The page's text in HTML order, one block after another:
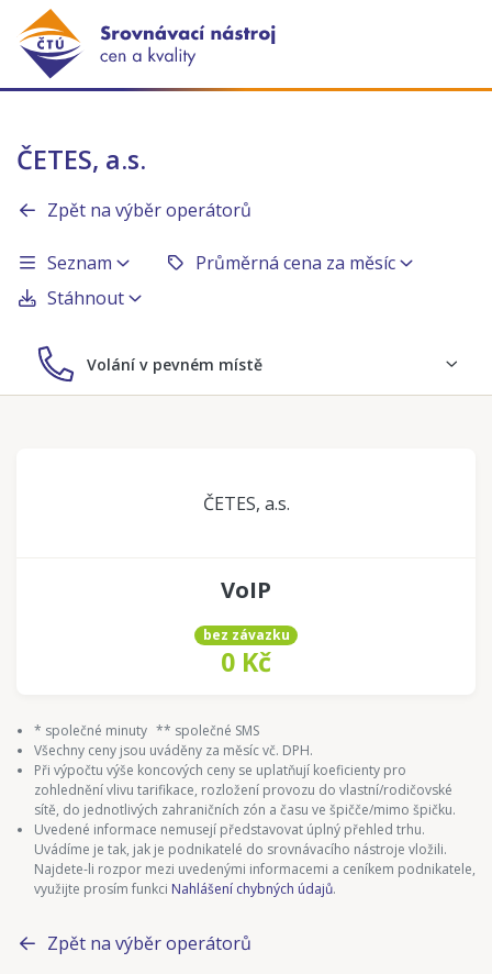
ČETES, a.s.
Zpět na výběr operátorů
Seznam
Průměrná cena za měsíc
Stáhnout
Volání v pevném místě
ČETES, a.s.
VoIP
bez závazku
0 Kč
* společné minuty ** společné SMS
Všechny ceny jsou uváděny za měsíc vč. DPH.
Při výpočtu výše koncových ceny se uplatňují koeficienty pro
zohlednění vlivu tarifikace, rozložení provozu do vlastní/rodičovské
sítě, do jednotlivých zahraničních zón a času ve špičče/mimo špičku.
Uvedené informace nemusejí představovat úplný přehled trhu.
Uvádíme je tak, jak je podnikatelé do srovnávacího nástroje vložili.
Najdete-li rozpor mezi uvedenými informacemi a ceníkem podnikatele,
využijte prosím funkci Nahlášení chybných údajů.
Zpět na výběr operátorů